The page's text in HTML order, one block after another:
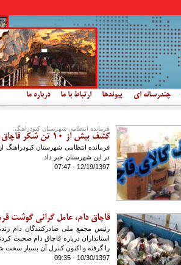
چندرسانه ای پیوندها ارتباط با ما درباره ما
فرمانده انتظامی شهرستان کبودراهنگ:
کشف بیش از 10 تن شکر قاچاق در کبودراهنگ
در اين شهرستان خبر داد.
12/19/1397 - 07:47
قاچاق دام، عامل گرانی گوشت
رئیس مجمع ملی صادرکنندگان دام
استانداران درباره قاچاق دام صحبت
را گرفته و اکنون کنترل آن بسیار
10/30/1397 - 09:35